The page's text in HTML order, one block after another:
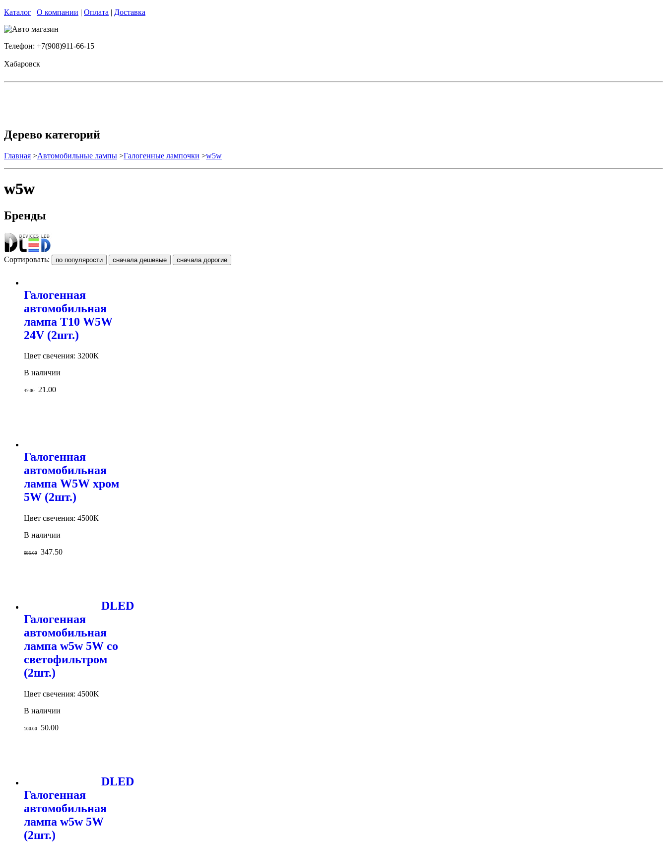
Каталог | О компании | Оплата | Доставка
Телефон: +7(908)911-66-15
Хабаровск
Дерево категорий
Главная >Автомобильные лампы >Галогенные лампочки >w5w
w5w
Бренды
Сортировать:
Галогенная
автомобильная
лампа T10 W5W
24V (2шт.)
Цвет свечения: 3200К
В наличии
42.00 21.00
Галогенная
автомобильная
лампа W5W хром
5W (2шт.)
Цвет свечения: 4500К
В наличии
695.00 347.50
DLED
Галогенная
автомобильная
лампа w5w 5W со
светофильтром
(2шт.)
Цвет свечения: 4500K
В наличии
100.00 50.00
DLED
Галогенная
автомобильная
лампа w5w 5W
(2шт.)